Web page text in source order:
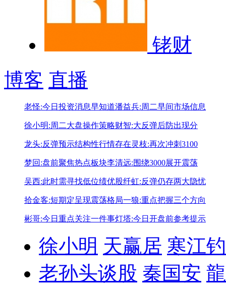
铑财
博客 直播
老怪:今日投资消息早知道潘益兵:周二早间市场信息
徐小明:周二大盘操作策略财智:大反弹后防出现分
龙头:反弹预示结构性行情存在灵枝:再次冲刺3100
梦回:盘前聚焦热点板块李清远:围绕3000展开震荡
吴西:此时需寻找低位绩优股纤虹:反弹仍存两大隐忧
拾金客:短期定呈现震荡格局一狼:重点把握三个方向
彬哥:今日重点关注一件事灯塔:今日开盘前参考提示
徐小明 天赢居 寒江
老孙头谈股 秦国安